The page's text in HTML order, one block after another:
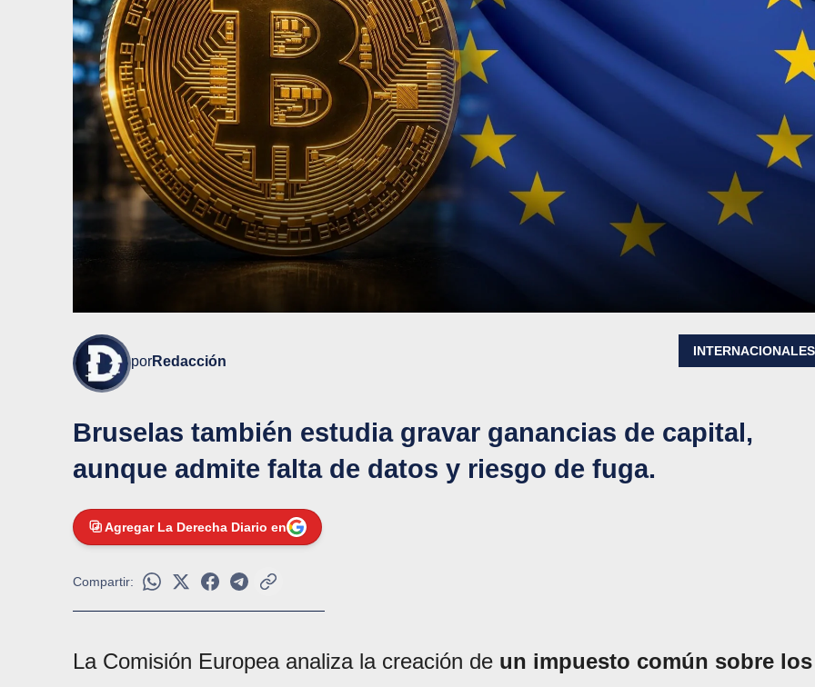
porRedacción
INTERNACIONALES
Bruselas también estudia gravar ganancias de capital,
aunque admite falta de datos y riesgo de fuga.
Agregar La Derecha Diario en
Compartir:
La Comisión Europea analiza la creación de un impuesto común sobre los